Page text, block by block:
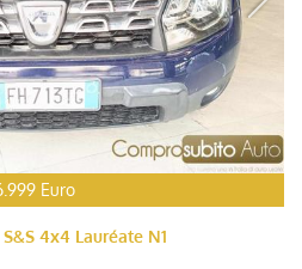
Euro
S&S 4x4 Lauréate N1